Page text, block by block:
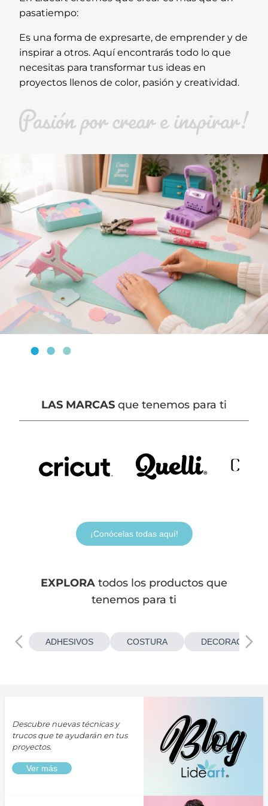
pasatiempo:
Es una forma de expresarte, de emprender y de
inspirar a otros. Aquí encontrarás todo lo que
necesitas para transformar tus ideas en
proyectos llenos de color, pasión y creatividad.
LAS MARCAS que tenemos para ti
¡Conócelas todas aquí!
EXPLORA todos los productos que
tenemos para ti
ADHESIVOS COSTURA
Descubre nuevas técnicas y
trucos que te ayudarán en tus
proyectos.
Ver más